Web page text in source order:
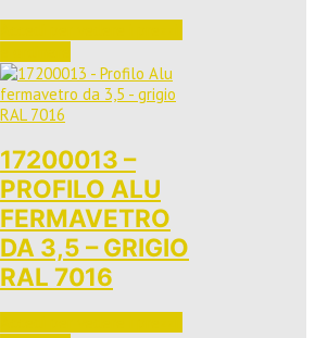
17200013 –
PROFILO ALU
FERMAVETRO
DA 3,5 – GRIGIO
RAL 7016